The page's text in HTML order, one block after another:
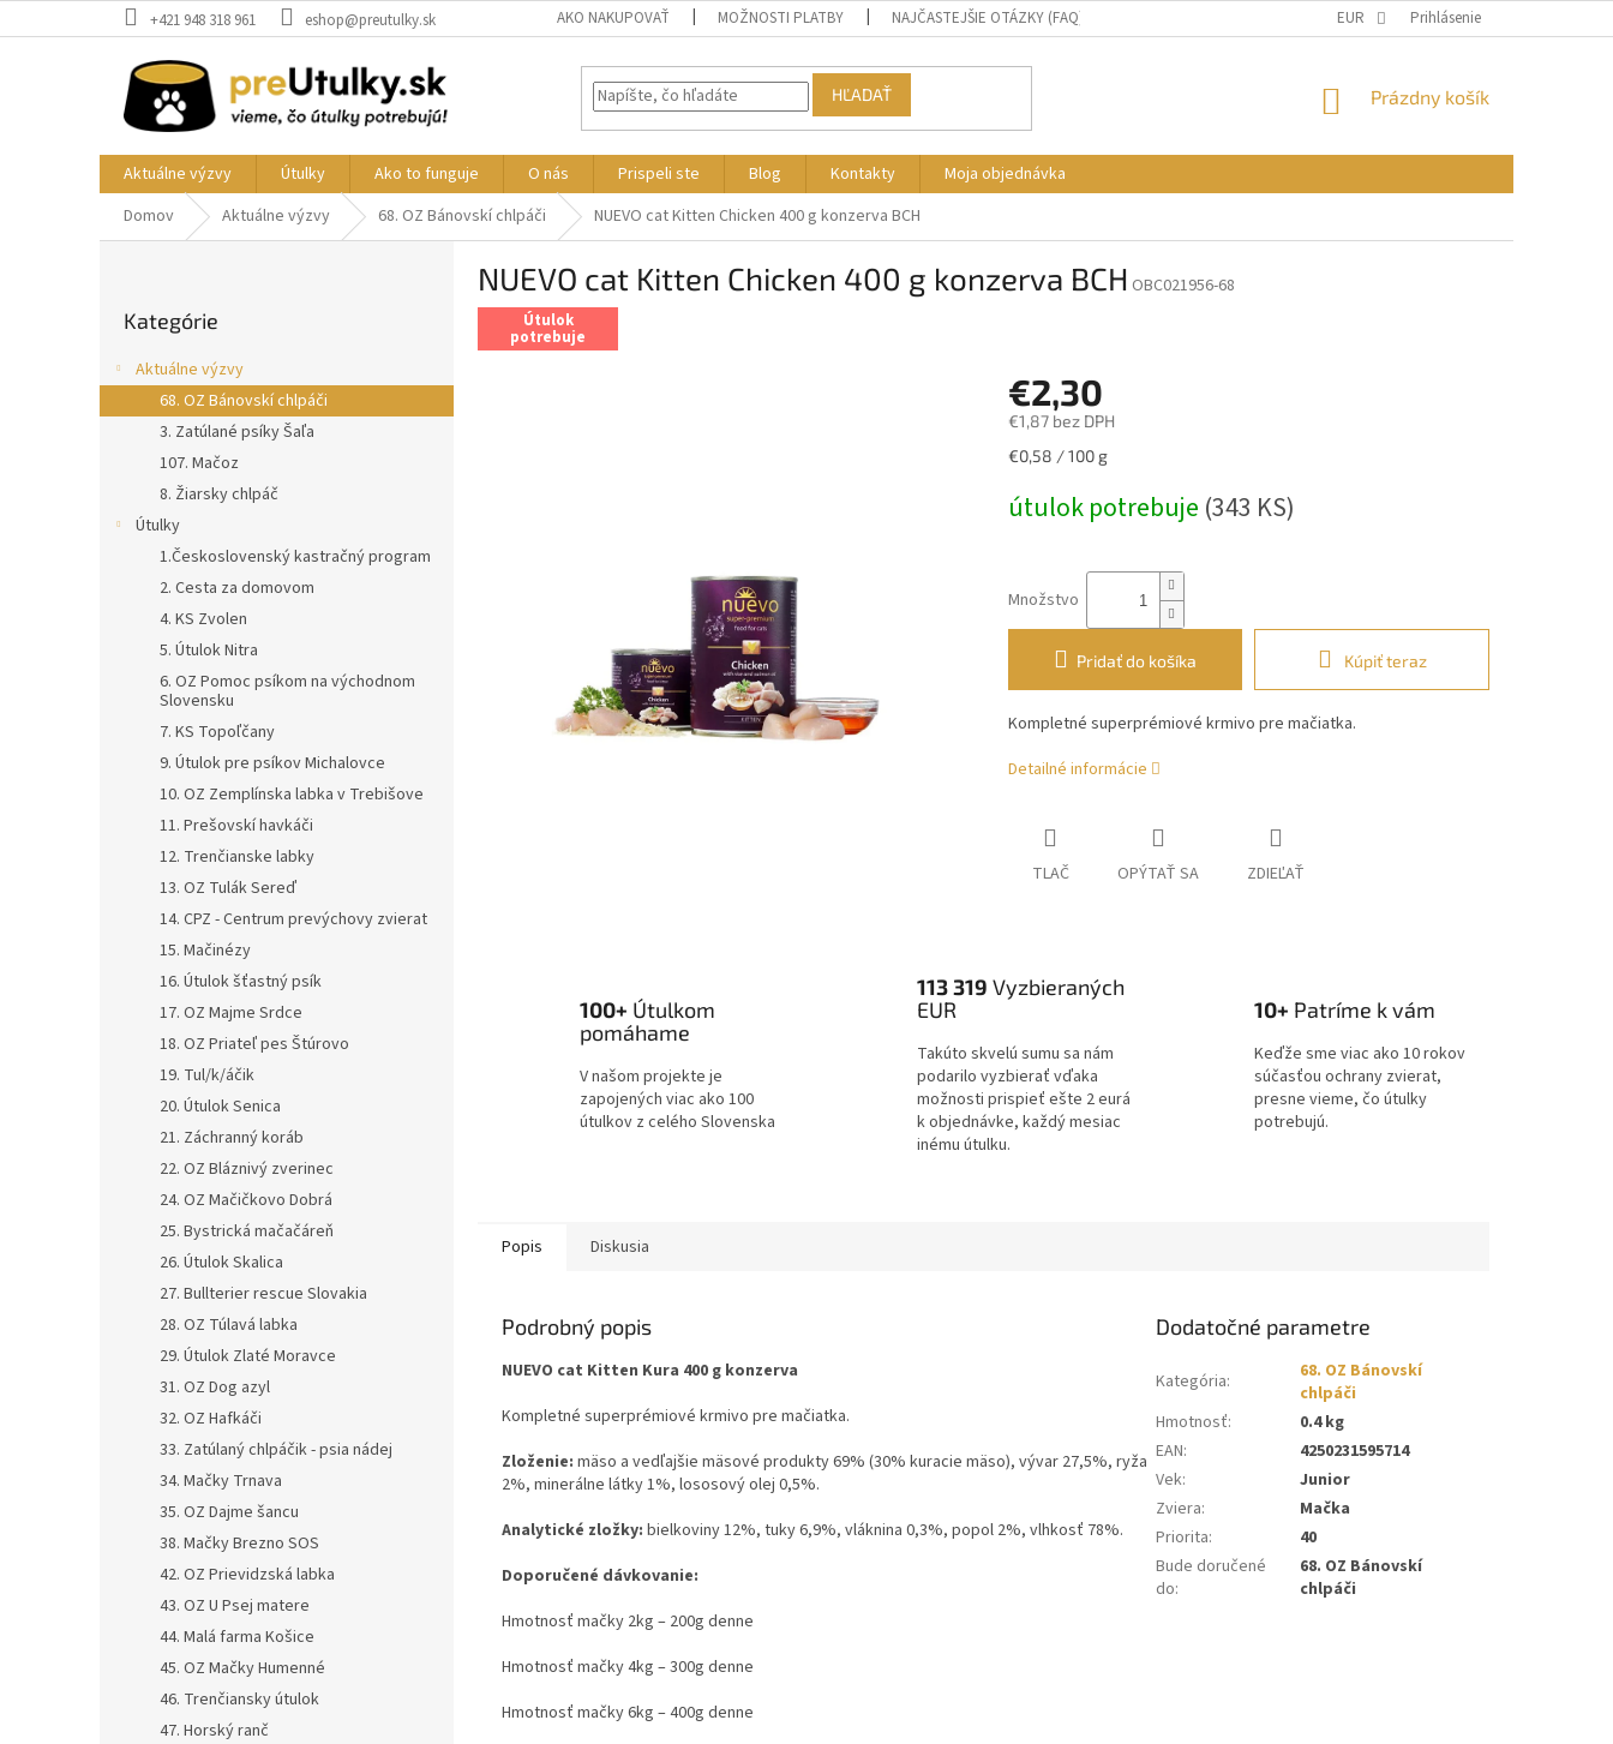
na
+421 948 318 961 eshop@preutulky.sk AKO NAKUPOVAŤ MOŽNOSTI PLATBY NAJČASTEJŠIE OTÁZKY (FAQ) PODMIENKY OCHRANY OSOBNÝCH
EUR Prihlásenie
HĽADAŤ
NÁKUPNÝ
Prázdny košík
Aktuálne výzvy Útulky Ako to funguje O nás Prispeli ste Blog Kontakty
Moja objednávka
Domov
Aktuálne výzvy 68. OZ Bánovskí chlpáči NUEVO cat Kitten Chicken 400 g konzerva BCH
p
a
kategórie
Kategórie
Aktuálne výzvy
68. OZ Bánovskí chlpáči
3. Zatúlané psíky Šaľa
107. Mačoz
8. Žiarsky chlpáč
Útulky
1.Československý kastračný program
2. Cesta za domovom
4. KS Zvolen
5. Útulok Nitra
6. OZ Pomoc psíkom na východnom
Slovensku
7. KS Topoľčany
9. Útulok pre psíkov Michalovce
10. OZ Zemplínska labka v Trebišove
11. Prešovskí havkáči
12. Trenčianske labky
13. OZ Tulák Sereď
14. CPZ - Centrum prevýchovy zvierat
15. Mačinézy
16. Útulok šťastný psík
17. OZ Majme Srdce
18. OZ Priateľ pes Štúrovo
19. Tul/k/áčik
20. Útulok Senica
21. Záchranný koráb
22. OZ Bláznivý zverinec
24. OZ Mačičkovo Dobrá
25. Bystrická mačačáreň
26. Útulok Skalica
27. Bullterier rescue Slovakia
28. OZ Túlavá labka
29. Útulok Zlaté Moravce
31. OZ Dog azyl
32. OZ Hafkáči
33. Zatúlaný chlpáčik - psia nádej
34. Mačky Trnava
35. OZ Dajme šancu
38. Mačky Brezno SOS
42. OZ Prievidzská labka
43. OZ U Psej matere
44. Malá farma Košice
45. OZ Mačky Humenné
46. Trenčiansky útulok
47. Horský ranč
NUEVO cat Kitten Chicken 400 g konzerva BCH OBC021956-68
Útulok
potrebuje
€2,30
€1,87 bez DPH
Jednotková
€0,58 / 100 g
útulok potrebuje (343 KS)
Množstvo
Pridať do košíka Kúpiť teraz
Kompletné superprémiové krmivo pre mačiatka.
Detailné informácie
TLAČ OPÝTAŤ SA ZDIEĽAŤ
100+ Útulkom
pomáhame
V našom projekte je
zapojených viac ako 100
útulkov z celého Slovenska
113 319 Vyzbieraných
EUR
Takúto skvelú sumu sa nám
podarilo vyzbierať vďaka
možnosti prispieť ešte 2 eurá
k objednávke, každý mesiac
inému útulku.
10+ Patríme k vám
Keďže sme viac ako 10 rokov
súčasťou ochrany zvierat,
presne vieme, čo útulky
potrebujú.
Popis Diskusia
Podrobný popis
NUEVO cat Kitten Kura 400 g konzerva
Kompletné superprémiové krmivo pre mačiatka.
Zloženie: mäso a vedľajšie mäsové produkty 69% (30% kuracie mäso), vývar 27,5%, ryža
2%, minerálne látky 1%, lososový olej 0,5%.
Analytické zložky: bielkoviny 12%, tuky 6,9%, vláknina 0,3%, popol 2%, vlhkosť 78%.
Doporučené dávkovanie:
Hmotnosť mačky 2kg – 200g denne
Hmotnosť mačky 4kg – 300g denne
Hmotnosť mačky 6kg – 400g denne
Dodatočné parametre
Kategória:
68. OZ Bánovskí
chlpáči
Hmotnosť:
0.4 kg
EAN:
4250231595714
Vek:
Junior
Zviera:
Mačka
Priorita:
40
Bude doručené
do:
68. OZ Bánovskí
chlpáči